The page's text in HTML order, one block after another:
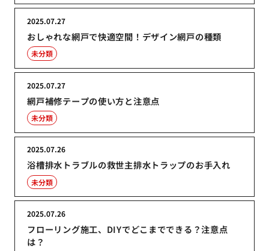
おしゃれな網戸で快適空間！デザイン網戸の種類
2025.07.27
未分類
網戸補修テープの使い方と注意点
2025.07.27
未分類
浴槽排水トラブルの救世主排水トラップのお手入れ
2025.07.26
未分類
フローリング施工、DIYでどこまでできる？注意点
は？
2025.07.26